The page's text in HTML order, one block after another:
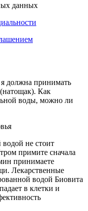
данных
должна принимать
Как
воды, можно ли
водой не стоит
примите сначала
принимаете
Лекарственные
водой Биовита
в клетки и